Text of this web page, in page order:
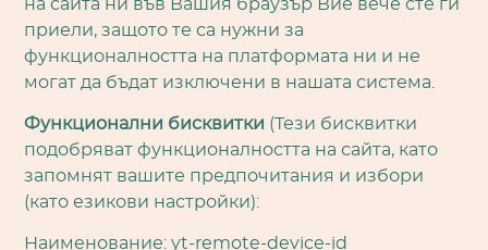
на сайта ни във Вашия браузър Вие вече сте ги
приели, защото те са нужни за
функционалността на платформата ни и не
могат да бъдат изключени в нашата система.
Функционални бисквитки (Тези бисквитки
подобряват функционалността на сайта, като
запомнят вашите предпочитания и избори
(като езикови настройки):
Наименование: yt-remote-device-id